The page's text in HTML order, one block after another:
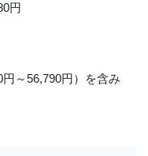
円
～56,790円）を含み